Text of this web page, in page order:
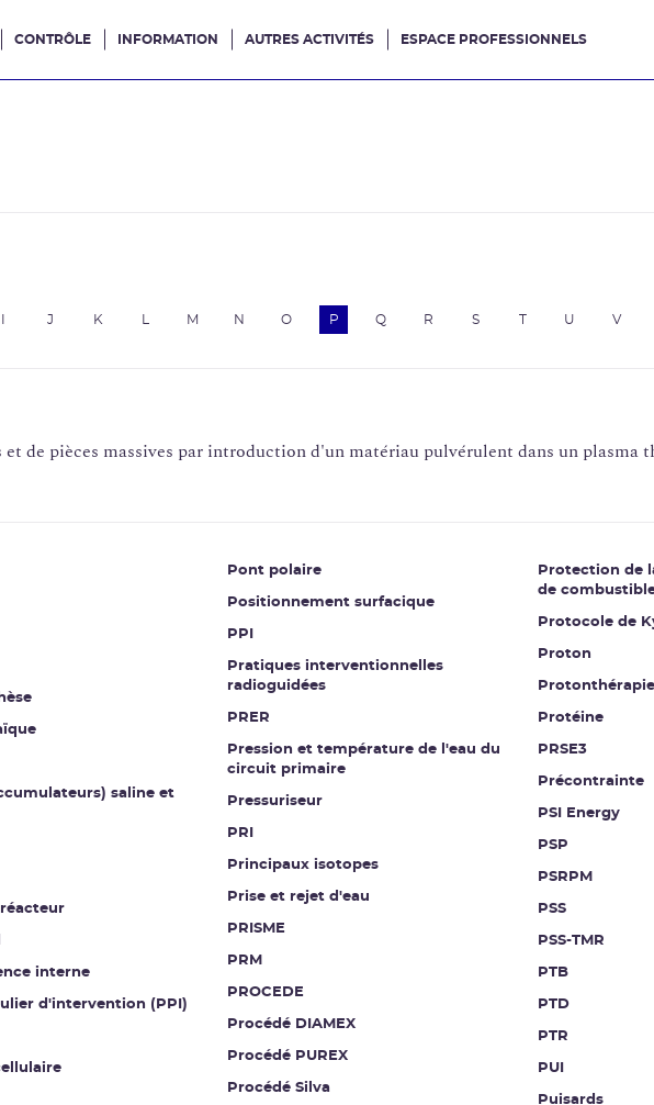
CONTRÔLE INFORMATION AUTRES ACTIVITÉS ESPACE PROFESSIONNELS
J K M N O P Q R S T U V
de pièces massives par introduction d'un matériau pulvérulent dans un plasma
saline et
interne
d'intervention (PPI)
Pont polaire
Positionnement surfacique
PPI
Pratiques interventionnelles
radioguidées
PRER
Pression et température de l'eau du
circuit primaire
Pressuriseur
PRI
Principaux isotopes
Prise et rejet d'eau
PRISME
PRM
PROCEDE
Procédé DIAMEX
Procédé PUREX
Procédé Silva
Protection de
de
Protocole de
Proton
Protonthérapie
Protéine
PRSE3
Précontrainte
PSI Energy
PSP
PSRPM
PSS
PSS-TMR
PTB
PTD
PTR
PUI
Puisards